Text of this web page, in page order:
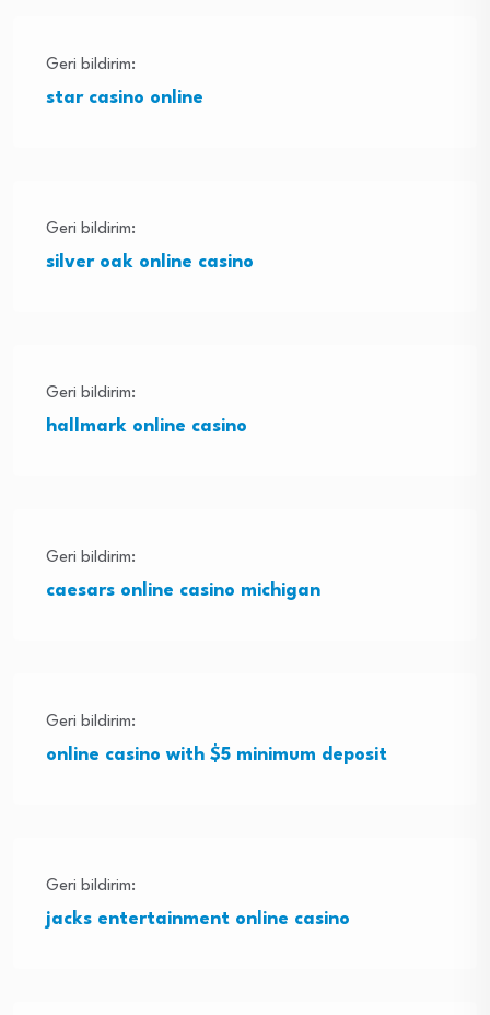
Geri bildirim:
star casino online
Geri bildirim:
silver oak online casino
Geri bildirim:
hallmark online casino
Geri bildirim:
caesars online casino michigan
Geri bildirim:
online casino with $5 minimum deposit
Geri bildirim:
jacks entertainment online casino